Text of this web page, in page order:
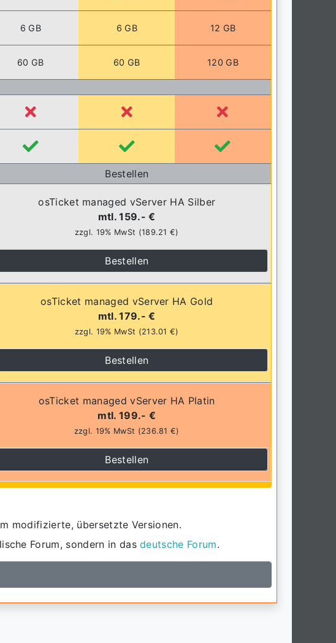
6 GB 6 GB 12 GB
60 GB 60 GB 120 GB
Bestellen
osTicket managed vServer HA Silber
mtl. 159.- €
zzgl. 19% MwSt (189.21 €)
Bestellen
osTicket managed vServer HA Gold
mtl. 179.- €
zzgl. 19% MwSt (213.01 €)
Bestellen
osTicket managed vServer HA Platin
mtl. 199.- €
zzgl. 19% MwSt (236.81 €)
Bestellen
modifizierte, übersetzte Versionen.
Forum, sondern in dasdeutsche Forum.